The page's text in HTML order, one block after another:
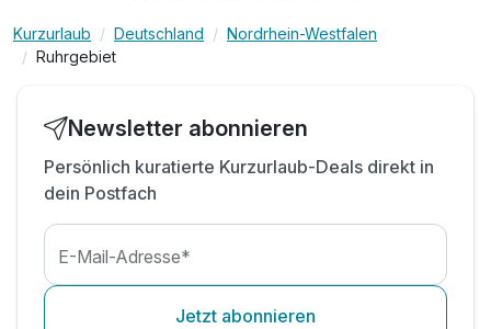
inkl. WLAN
Kurzurlaub Deutschland
Nordrhein-Westfalen
Ruhrgebiet
Newsletter abonnieren
Persönlich kuratierte Kurzurlaub-Deals direkt in
dein Postfach
E-Mail-Adresse*
Jetzt abonnieren